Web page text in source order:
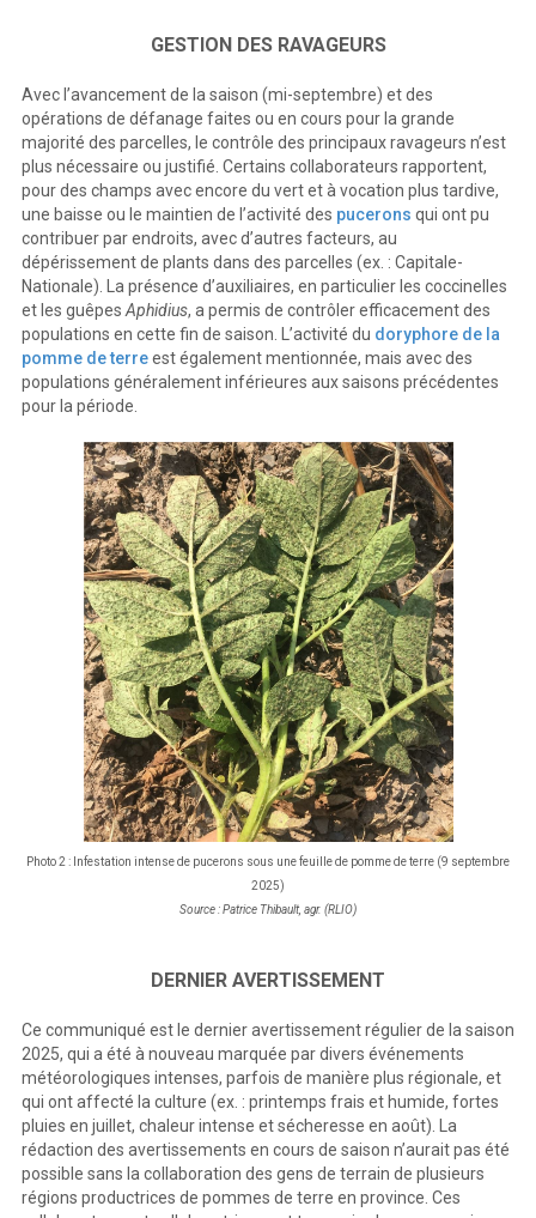
GESTION DES RAVAGEURS
Avec l’avancement de la saison (mi-septembre) et des
opérations de défanage faites ou en cours pour la grande
majorité des parcelles, le contrôle des principaux ravageurs n’est
plus nécessaire ou justifié. Certains collaborateurs rapportent,
pour des champs avec encore du vert et à vocation plus tardive,
une baisse ou le maintien de l’activité des pucerons qui ont pu
contribuer par endroits, avec d’autres facteurs, au
dépérissement de plants dans des parcelles (ex. : Capitale-
Nationale). La présence d’auxiliaires, en particulier les coccinelles
et les guêpes Aphidius, a permis de contrôler efficacement des
populations en cette fin de saison. L’activité du doryphore de la
pomme de terreest également mentionnée, mais avec des
populations généralement inférieures aux saisons précédentes
pour la période.
Photo 2 : Infestation intense de pucerons sous une feuille de pomme de terre (9 septembre
2025)
Source : Patrice Thibault, agr. (RLIO)
DERNIER AVERTISSEMENT
Ce communiqué est le dernier avertissement régulier de la saison
2025, qui a été à nouveau marquée par divers événements
météorologiques intenses, parfois de manière plus régionale, et
qui ont affecté la culture (ex. : printemps frais et humide, fortes
pluies en juillet, chaleur intense et sécheresse en août). La
rédaction des avertissements en cours de saison n’aurait pas été
possible sans la collaboration des gens de terrain de plusieurs
régions productrices de pommes de terre en province. Ces